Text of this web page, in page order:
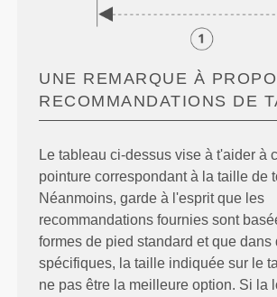
UNE REMARQUE À
RECOMMANDATIONS DE
Le tableau ci-dessus vise à t'aider à
pointure correspondant à la taille de
Néanmoins, garde à l'esprit que les
recommandations fournies sont
formes de pied standard et que dans
spécifiques, la taille indiquée sur le
ne pas être la meilleure option. Si la